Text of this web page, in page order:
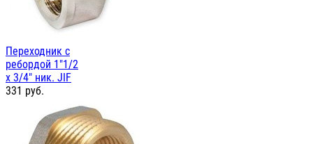
Переходник с
ребордой 1"1/2
х 3/4" ник. JIF
331 руб.